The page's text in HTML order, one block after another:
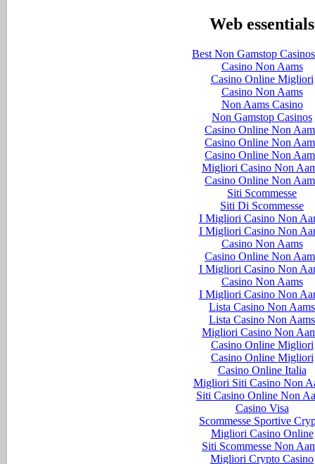
Web essentials
Best Non Gamstop
Casino Non Aams
Casino Online Migliori
Casino Non Aams
Non Aams Casino
Non Gamstop Casinos
Casino Online Non
Casino Online Non
Casino Online Non
Migliori Casino Non
Casino Online Non
Siti Scommesse
Siti Di Scommesse
I Migliori Casino Non
I Migliori Casino Non
Casino Non Aams
Casino Online Non
I Migliori Casino Non
Casino Non Aams
I Migliori Casino Non
Lista Casino Non Aams
Lista Casino Non Aams
Migliori Casino Non
Casino Online Migliori
Casino Online Migliori
Casino Online Italia
Migliori Siti Casino Non
Siti Casino Online Non
Casino Visa
Scommesse Sportive
Migliori Casino Online
Siti Scommesse Non
Migliori Crypto Casino